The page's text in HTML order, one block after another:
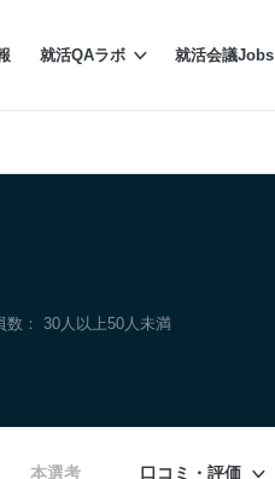
就活QAラボ 就活会議Jobs
数： 30人以上50人未満
本選考 口コミ・評価